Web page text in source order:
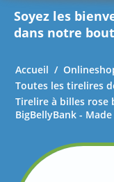
Soyez les
dans notre
Accueil /
Toutes les tirelires
Tirelire à billes rose
BigBellyBank -